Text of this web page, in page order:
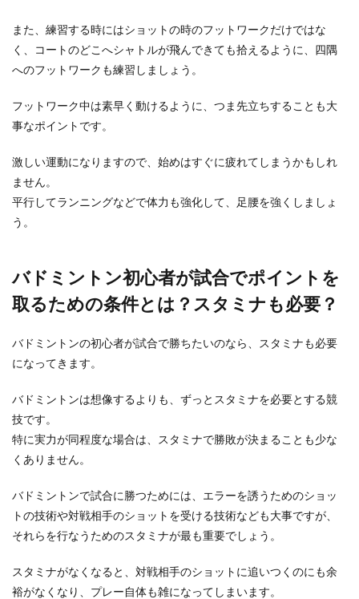
くためには、リフトに乗る必要があります。 しか
し、初心...
趣味がサイクリングの女性急増中！そ
最近は、サイクリングを趣味にする女性が増えて
エットの為に...
イント
上...
方法とは？練習のポイント
トン...
走るときの吐き気対策とは？気持ち悪
くなる原因と予防方法
また、練習する時にはショットの時のフットワークだけではな
く、コートのどこへシャトルが飛んできても拾えるように、四隅
へのフットワークも練習しましょう。
フットワーク中は素早く動けるように、つま先立ちすることも大
事なポイントです。
激しい運動になりますので、始めはすぐに疲れてしまうかもしれ
ません。
平行してランニングなどで体力も強化して、足腰を強くしましょ
う。
バドミントン初心者が試合でポイントを
取るための条件とは？スタミナも必要？
バドミントンの初心者が試合で勝ちたいのなら、スタミナも必要
になってきます。
バドミントンは想像するよりも、ずっとスタミナを必要とする競
技です。
特に実力が同程度な場合は、スタミナで勝敗が決まることも少な
くありません。
バドミントンで試合に勝つためには、エラーを誘うためのショッ
トの技術や対戦相手のショットを受ける技術なども大事ですが、
それらを行なうためのスタミナが最も重要でしょう。
スタミナがなくなると、対戦相手のショットに追いつくのにも余
裕がなくなり、プレー自体も雑になってしまいます。